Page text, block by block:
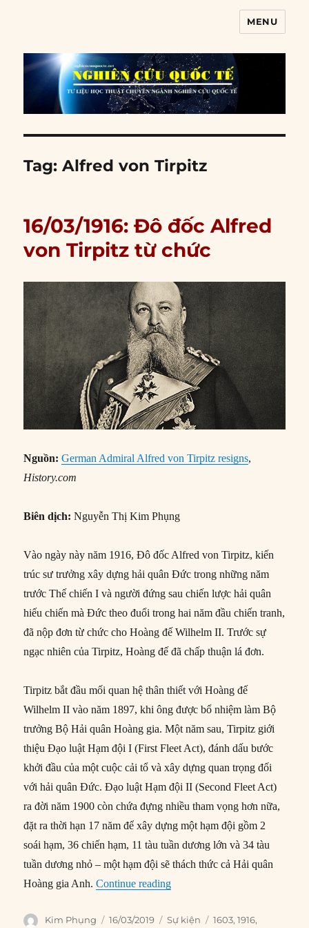
MENU
Tag:Alfred von Tirpitz
16/03/1916: Đô đốc Alfred
von Tirpitz từ chức
Nguồn:German Admiral Alfred von Tirpitz resigns,
History.com
Biên dịch: Nguyễn Thị Kim Phụng
Vào ngày này năm 1916, Đô đốc Alfred von Tirpitz, kiến
trúc sư trưởng xây dựng hải quân Đức trong những năm
trước Thế chiến I và người đứng sau chiến lược hải quân
hiếu chiến mà Đức theo đuổi trong hai năm đầu chiến tranh,
đã nộp đơn từ chức cho Hoàng đế Wilhelm II. Trước sự
ngạc nhiên của Tirpitz, Hoàng đế đã chấp thuận lá đơn.
Tirpitz bắt đầu mối quan hệ thân thiết với Hoàng đế
Wilhelm II vào năm 1897, khi ông được bổ nhiệm làm Bộ
trưởng Bộ Hải quân Hoàng gia. Một năm sau, Tirpitz giới
thiệu Đạo luật Hạm đội I (First Fleet Act), đánh dấu bước
khởi đầu của một cuộc cải tổ và xây dựng quan trọng đối
với hải quân Đức. Đạo luật Hạm đội II (Second Fleet Act)
ra đời năm 1900 còn chứa đựng nhiều tham vọng hơn nữa,
đặt ra thời hạn 17 năm để xây dựng một hạm đội gồm 2
soái hạm, 36 chiến hạm, 11 tàu tuần dương lớn và 34 tàu
tuần dương nhỏ – một hạm đội sẽ thách thức cả Hải quân
Hoàng gia Anh.Continue reading“16/03/1916: Đô đốc Alfred
Author
Kim Phụng
Posted
16/03/2019 Categories
Sự kiện Tags
1603,1916,